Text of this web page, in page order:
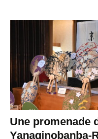
Une promenade
Yanaginobanba-